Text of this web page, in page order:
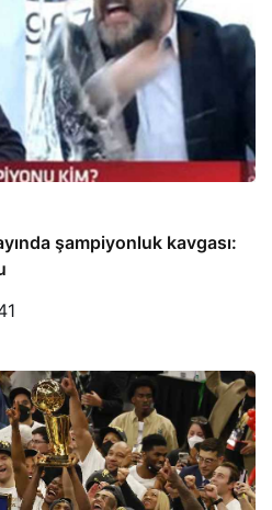
şampiyonluk kavgası: